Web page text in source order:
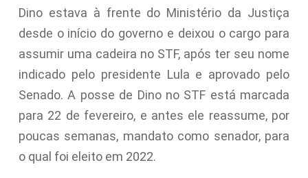
Dino estava à frente do Ministério da Justiça
desde o início do governo e deixou o cargo para
assumir uma cadeira no STF, após ter seu nome
indicado pelo presidente Lula e aprovado pelo
Senado. A posse de Dino no STF está marcada
para 22 de fevereiro, e antes ele reassume, por
poucas semanas, mandato como senador, para
o qual foi eleito em 2022.